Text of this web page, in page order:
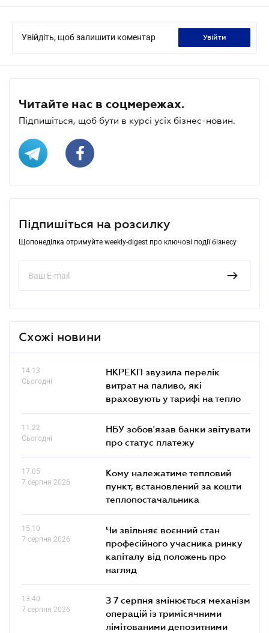
Увійдіть, щоб залишити коментар увійти
Читайте нас в соцмережах.
Підпишіться, щоб бути в курсі усіх бізнес-новин.
Підпишіться на розсилку
Щопонеділка отримуйте weekly-digest про ключові події бізнесу
Схожі новини
14.13
Сьогодні
НКРЕКП звузила перелік
витрат на паливо, які
враховують у тарифі на тепло
11.22
Сьогодні
НБУ зобов'язав банки звітувати
про статус платежу
17.05
7 серпня 2026
Кому належатиме тепловий
пункт, встановлений за кошти
теплопостачальника
15.10
7 серпня 2026
Чи звільняє воєнний стан
професійного учасника ринку
капіталу від положень про
нагляд
13.40
7 серпня 2026
З 7 серпня змінюється механізм
операцій із тримісячними
лімітованими депозитними